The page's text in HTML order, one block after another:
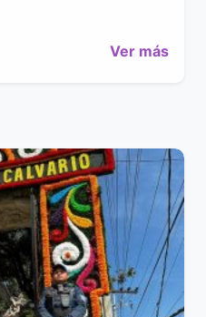
Ver más